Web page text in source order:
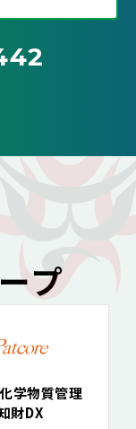
プ
学物質管理
財DX